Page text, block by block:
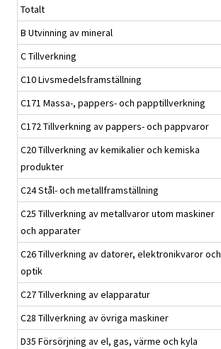
Totalt
B Utvinning av mineral
C Tillverkning
C10 Livsmedelsframställning
C171 Massa-, pappers- och papptillverkning
C172 Tillverkning av pappers- och pappvaror
C20 Tillverkning av kemikalier och kemiska
produkter
C24 Stål- och metallframställning
C25 Tillverkning av metallvaror utom maskiner
och apparater
C26 Tillverkning av datorer, elektronikvaror och
optik
C27 Tillverkning av elapparatur
C28 Tillverkning av övriga maskiner
D35 Försörjning av el, gas, värme och kyla